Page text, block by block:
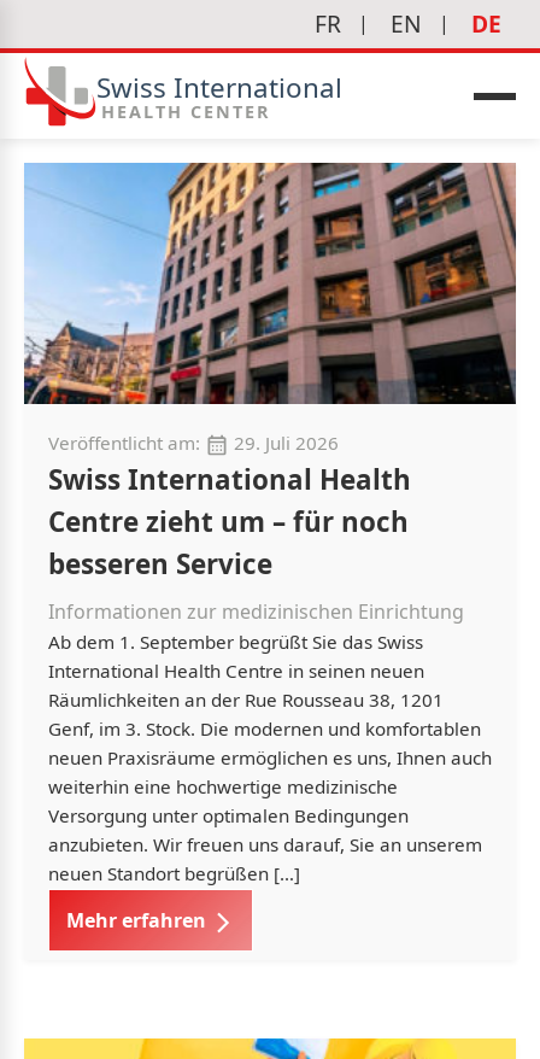
FR EN DE
Swiss International
HEALTH CENTER
Veröffentlicht am:
29. Juli 2026
Swiss International Health
Centre zieht um – für noch
besseren Service
Informationen zur medizinischen Einrichtung
Ab dem 1. September begrüßt Sie das Swiss
International Health Centre in seinen neuen
Räumlichkeiten an der Rue Rousseau 38, 1201
Genf, im 3. Stock. Die modernen und komfortablen
neuen Praxisräume ermöglichen es uns, Ihnen auch
weiterhin eine hochwertige medizinische
Versorgung unter optimalen Bedingungen
anzubieten. Wir freuen uns darauf, Sie an unserem
neuen Standort begrüßen […]
Mehr erfahren